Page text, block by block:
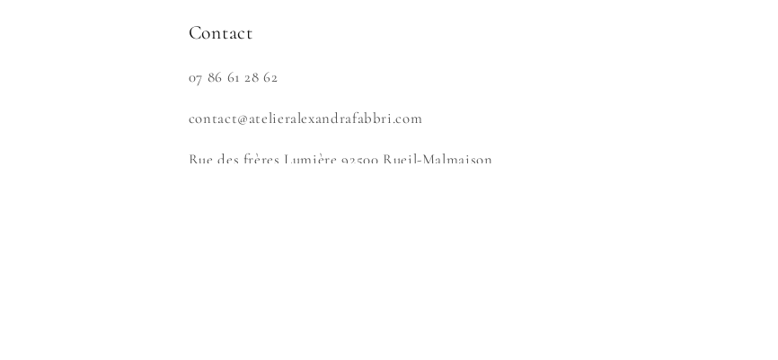
Contact
07 86 61 28 62
contact@atelieralexandrafabbri.com
Rue des frères Lumière 92500 Rueil-Malmaison